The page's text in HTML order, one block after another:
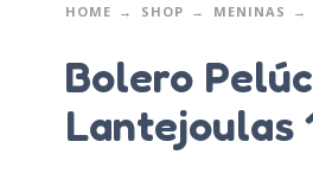
HOME SHOP MENINAS
Bolero
Lantejoulas